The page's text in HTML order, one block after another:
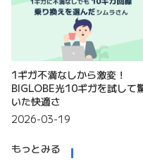
1ギガ不満なしから激変！
BIGLOBE光10ギガを試して
いた快適さ
2026-03-19
もっとみる